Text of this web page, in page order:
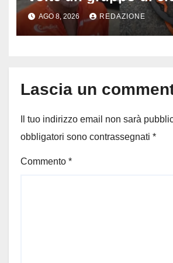
dopo una lite:
73enne, il racconto
ferito
AGO 8, 2026 REDAZIONE
Lascia un
Il tuo indirizzo email non sarà
obbligatori sono contrassegnati *
Commento *